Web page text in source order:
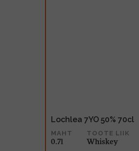
Lochlea 7YO 50% 70cl
MAHT
0.7l
TOOTE LIIK
Whiskey